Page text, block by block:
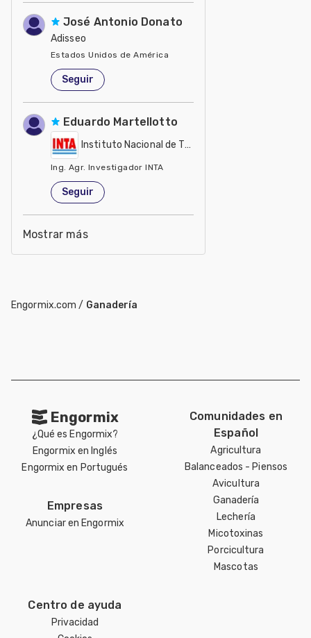
José Antonio Donato
Adisseo
Estados Unidos de América
Seguir
Eduardo Martellotto
Instituto Nacional de Tecnología Agropecuaria -
Ing. Agr. Investigador INTA
Estados Unidos de América
Seguir
Mostrar más
Engormix.com / Ganadería
Engormix
¿Qué es Engormix?
Engormix en Inglés
Engormix en Portugués
Empresas
Anunciar en Engormix
Comunidades en
Español
Agricultura
Balanceados - Piensos
Avicultura
Ganadería
Lechería
Micotoxinas
Porcicultura
Mascotas
Centro de ayuda
Privacidad